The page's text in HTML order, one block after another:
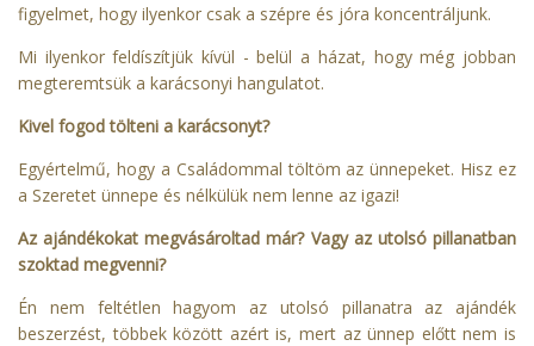
figyelmet, hogy ilyenkor csak a szépre és jóra koncentráljunk.
Mi ilyenkor feldíszítjük kívül - belül a házat, hogy még jobban
megteremtsük a karácsonyi hangulatot.
Kivel fogod tölteni a karácsonyt?
Egyértelmű, hogy a Családommal töltöm az ünnepeket. Hisz ez
a Szeretet ünnepe és nélkülük nem lenne az igazi!
Az ajándékokat megvásároltad már? Vagy az utolsó pillanatban
szoktad megvenni?
Én nem feltétlen hagyom az utolsó pillanatra az ajándék
beszerzést, többek között azért is, mert az ünnep előtt nem is